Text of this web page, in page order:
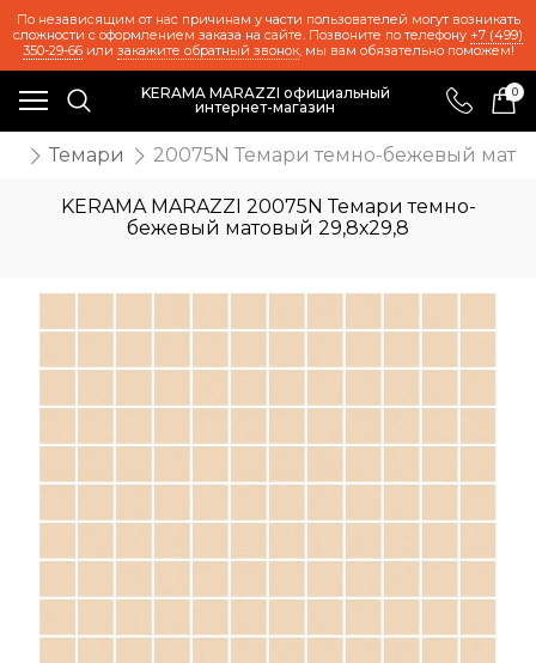
По независящим от нас причинам у части пользователей могут возникать
сложности с оформлением заказа на сайте. Позвоните по телефону +7 (499)
350-29-66или закажите обратный звонок, мы вам обязательно поможем!
KERAMA MARAZZI официальный
интернет-магазин
0
Темари 20075N Темари темно-бежевый
KERAMA MARAZZI 20075N Темари темно-
бежевый матовый 29,8х29,8